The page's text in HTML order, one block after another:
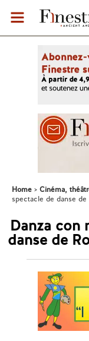
Home Cinéma,
spectacle de danse
Danza con
danse de